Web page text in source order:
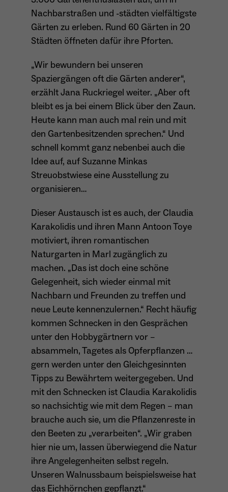
Anbieter TYPO3
Laufzeit Ende der Sitzung
Dieser Cookie teilt der Webseite mit, ob ein
und die Rechte besitzt diese zu verwalten.
Name cookie_optin
Anbieter Sgalinski
Laufzeit 1 Monat
Zweck
Benutzers für Cookies auf der aktuellen
aktuellen Sitzung.
Anbieter Matomo
Laufzeit 6 Monate
Zweck Speichert die Herkunft des Besuchers.
Name MATOMO_SESSID
Anbieter Matomo
Laufzeit Sitzung
Zweck
personenbezogene Daten.
Name _ga
Anbieter Google Analytics
Laufzeit 1 Jahr
Unterscheidung der Webseitenbesucher.
Name _ga_TNS3S6RE8W
Anbieter Google LLC
Laufzeit 2 Jahre
Zweck
Vergibt eine zufällige, pseudonyme ID, damit
erkannt wird, ob ein Besucher neu oder
Nachbarstraßen und -städten vielfältigste
Gärten zu erleben. Rund 60 Gärten in 20
Städten öffneten dafür ihre Pforten.
„Wir bewundern bei unseren
Spaziergängen oft die Gärten anderer“,
erzählt Jana Ruckriegel weiter. „Aber oft
bleibt es ja bei einem Blick über den Zaun.
Heute kann man auch mal rein und mit
den Gartenbesitzenden sprechen.“ Und
schnell kommt ganz nebenbei auch die
Idee auf, auf Suzanne Minkas
Streuobstwiese eine Ausstellung zu
organisieren…
Dieser Austausch ist es auch, der Claudia
Karakolidis und ihren Mann Antoon Toye
motiviert, ihren romantischen
Naturgarten in Marl zugänglich zu
machen. „Das ist doch eine schöne
Gelegenheit, sich wieder einmal mit
Nachbarn und Freunden zu treffen und
neue Leute kennenzulernen.“ Recht häufig
kommen Schnecken in den Gesprächen
unter den Hobbygärtnern vor –
absammeln, Tagetes als Opferpflanzen …
gern werden unter den Gleichgesinnten
Tipps zu Bewährtem weitergegeben. Und
mit den Schnecken ist Claudia Karakolidis
so nachsichtig wie mit dem Regen – man
brauche auch sie, um die Pflanzenreste in
den Beeten zu „verarbeiten“. „Wir graben
hier nie um, lassen überwiegend die Natur
ihre Angelegenheiten selbst regeln.
Unseren Walnussbaum beispielsweise hat
das Eichhörnchen gepflanzt.“